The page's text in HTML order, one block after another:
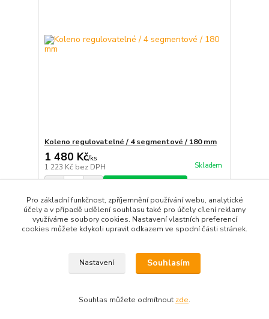
Koleno regulovatelné / 4 segmentové / 180 mm
1 480 Kč/ks
1 223 Kč bez DPH Skladem
strana z 1
Pro základní funkčnost, zpříjemnění používání webu, analytické
účely a v případě udělení souhlasu také pro účely cílení reklamy
využíváme soubory cookies. Nastavení vlastních preferencí
cookies můžete kdykoli upravit odkazem ve spodní části stránek.
Nastavení Souhlasím
Souhlas můžete odmítnout zde.